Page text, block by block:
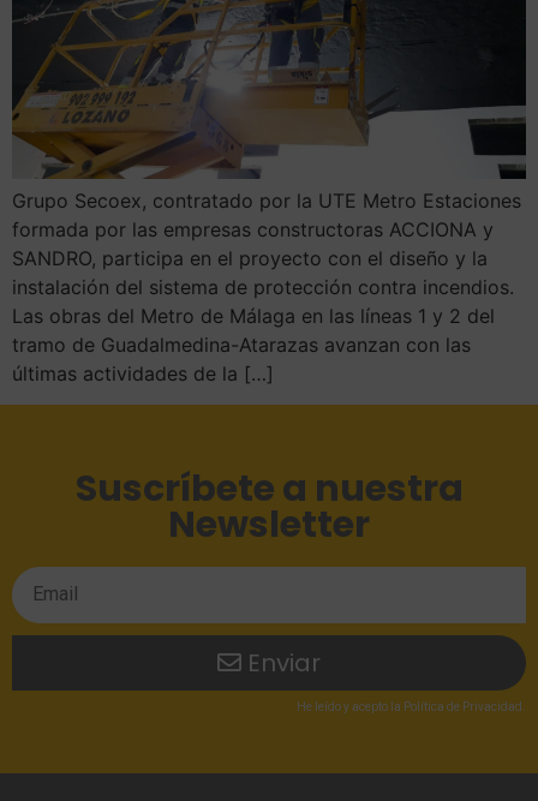
Grupo Secoex, contratado por la UTE Metro Estaciones
formada por las empresas constructoras ACCIONA y
SANDRO, participa en el proyecto con el diseño y la
instalación del sistema de protección contra incendios.
Las obras del Metro de Málaga en las líneas 1 y 2 del
tramo de Guadalmedina-Atarazas avanzan con las
últimas actividades de la […]
Suscríbete a nuestra
Newsletter
Enviar
He leídoy acepto la Política de Privacidad